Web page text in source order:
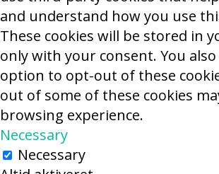
and understand how you use
These cookies will be stored in
only with your consent. You
option to opt-out of these
out of some of these cookies
browsing experience.
Necessary
Necessary